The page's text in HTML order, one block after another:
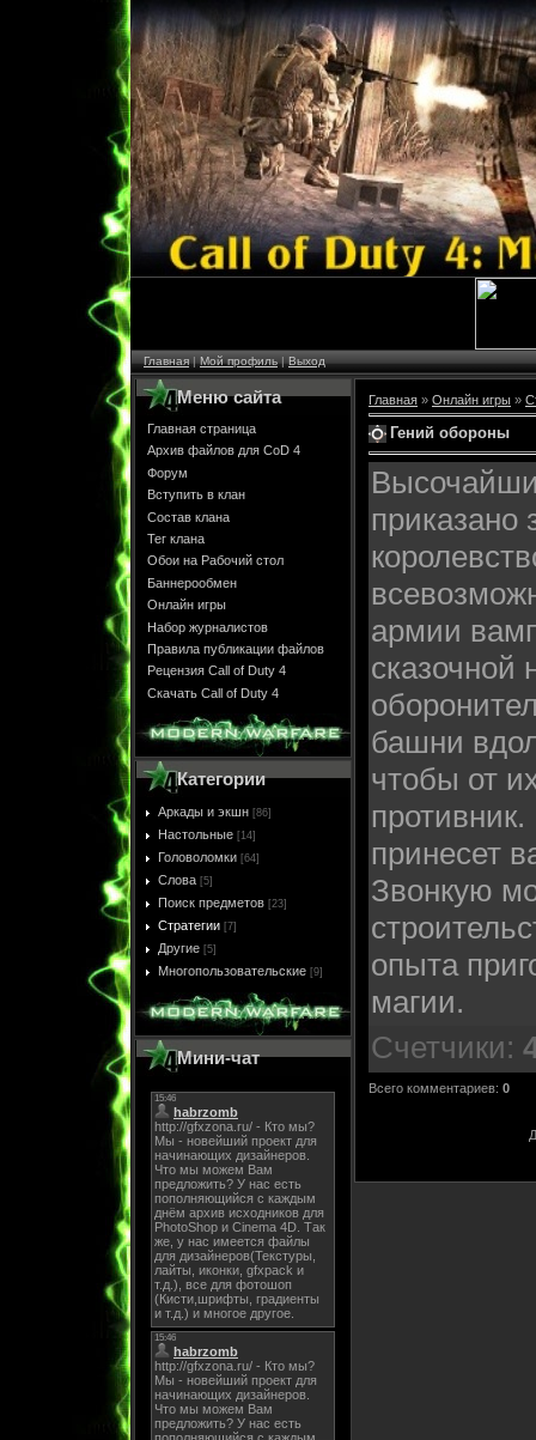
Главная|Мой профиль|Выход
Меню сайта
Главная страница
Архив файлов для CoD 4
Форум
Вступить в клан
Состав клана
Тег клана
Обои на Рабочий стол
Баннерообмен
Онлайн игры
Набор журналистов
Правила публикации файлов
Рецензия Call of Duty 4
Скачать Call of Duty 4
Категории
Аркады и экшн [86]
Настольные [14]
Головоломки [64]
Слова [5]
Поиск предметов [23]
Стратегии [7]
Другие [5]
Многопользовательские [9]
Мини-чат
Главная » Онлайн игры »
Гений обороны
приказано
армии
сказочной
башни
чтобы от
принесет
Звонкую
опыта
магии.
Счетчики:
Всего комментариев: 0